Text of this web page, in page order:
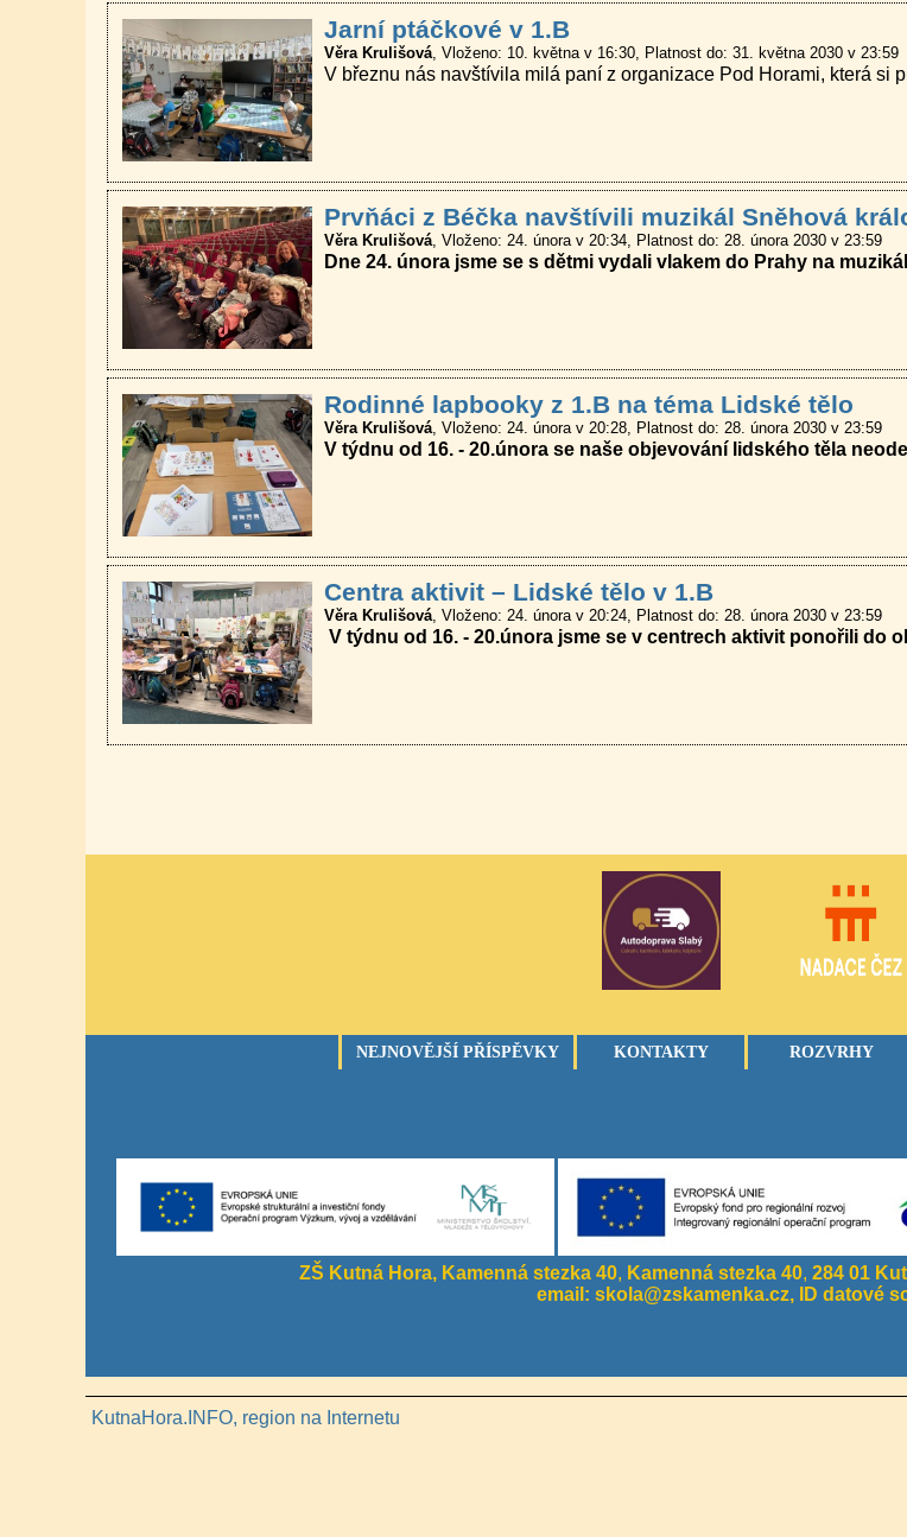
Jarní ptáčkové v 1.B
Věra Krulišová Vloženo: 10. května v 16:30 Platnost do: 31. května 2030 v 23:59
V březnu nás navštívila milá paní z organizace Pod Horami, která si
Prvňáci z Béčka navštívili muzikál Sněhová
Věra Krulišová Vloženo: 24. února v 20:34 Platnost do: 28. února 2030 v 23:59
Dne 24. února jsme se s dětmi vydali vlakem do Prahy na
Rodinné lapbooky z 1.B na téma Lidské tělo
Věra Krulišová Vloženo: 24. února v 20:28 Platnost do: 28. února 2030 v 23:59
V týdnu od 16. - 20.února se naše objevování lidského těla
Centra aktivit – Lidské tělo v 1.B
Věra Krulišová Vloženo: 24. února v 20:24 Platnost do: 28. února 2030 v 23:59
V týdnu od 16. - 20.února jsme se v centrech aktivit ponořili do
NEJNOVĚJŠÍ PŘÍSPĚVKY KONTAKTY ROZVRHY
ZŠ Kutná Hora, Kamenná stezka 40, Kamenná stezka 40, 284 01
email: skola@zskamenka.cz, ID datové
KutnaHora.INFO, region na Internetu